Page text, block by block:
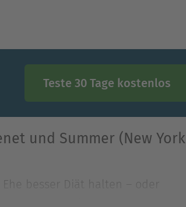
Teste 30 Tage kostenlos
und Summer (New York
besser Diät halten – oder